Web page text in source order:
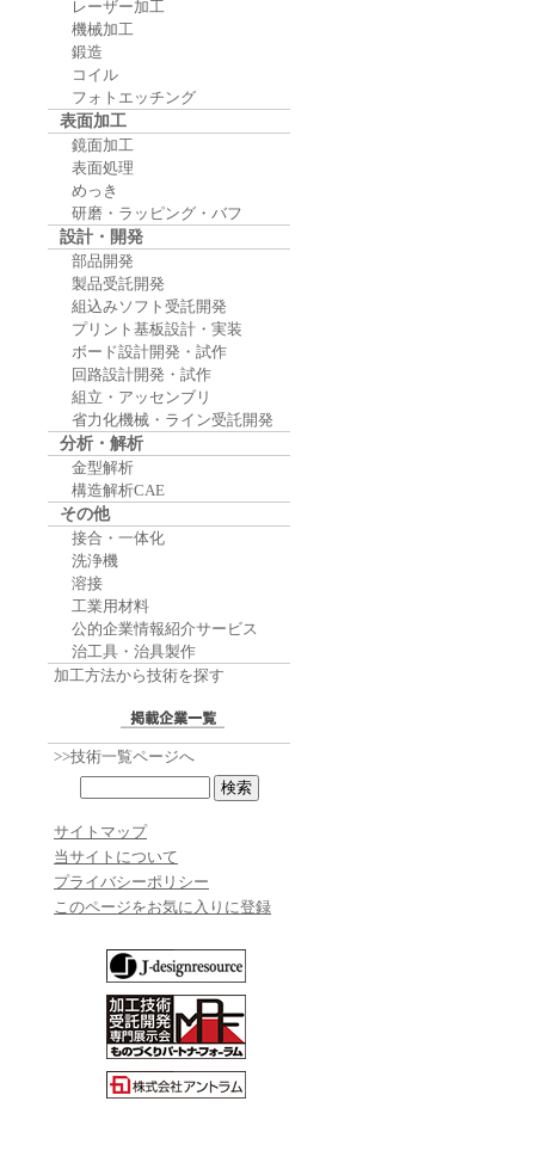
レーザー加工
機械加工
鍛造
コイル
フォトエッチング
表面加工
鏡面加工
表面処理
めっき
研磨・ラッピング・バフ
設計・開発
部品開発
製品受託開発
組込みソフト受託開発
プリント基板設計・実装
ボード設計開発・試作
回路設計開発・試作
組立・アッセンブリ
省力化機械・ライン受託開発
分析・解析
金型解析
構造解析CAE
その他
接合・一体化
洗浄機
溶接
工業用材料
公的企業情報紹介サービス
治工具・治具製作
加工方法から技術を探す
>>技術一覧ページへ
サイトマップ
当サイトについて
プライバシーポリシー
このページをお気に入りに登録